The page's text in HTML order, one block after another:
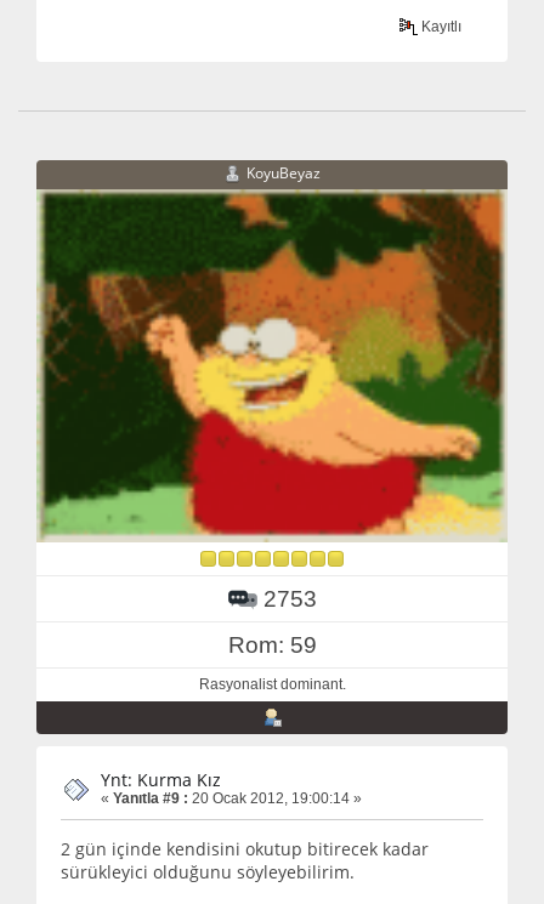
Kayıtlı
KoyuBeyaz
2753
Rom: 59
Rasyonalist dominant.
Ynt: Kurma Kız
« Yanıtla #9 : 20 Ocak 2012, 19:00:14 »
2 gün içinde kendisini okutup bitirecek kadar
sürükleyici olduğunu söyleyebilirim.